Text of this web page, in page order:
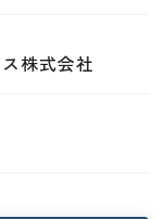
株式会社